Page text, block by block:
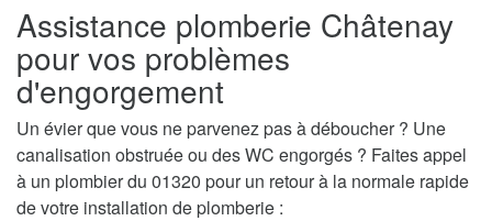
Assistance plomberie Châtenay
pour vos problèmes
d'engorgement
Un évier que vous ne parvenez pas à déboucher ? Une
canalisation obstruée ou des WC engorgés ? Faites appel
à un plombier du 01320 pour un retour à la normale rapide
de votre installation de plomberie :